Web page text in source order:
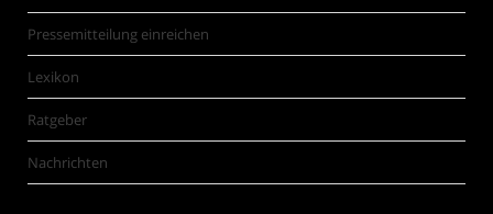
Pressemitteilung einreichen
Lexikon
Ratgeber
Nachrichten